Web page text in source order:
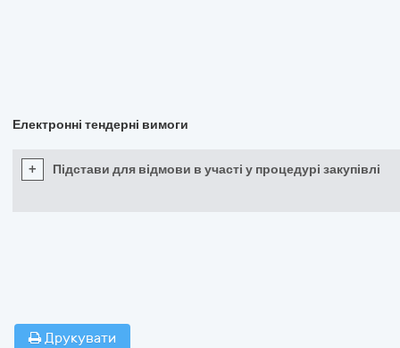
Електронні тендерні вимоги
+ Підстави для відмови в участі у процедурі закупівлі
Друкувати